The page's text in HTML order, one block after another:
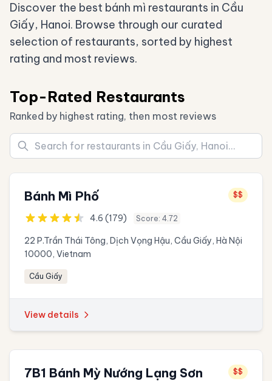
Discover the best bánh mì restaurants in Cầu
Giấy, Hanoi. Browse through our curated
selection of restaurants, sorted by highest
rating and most reviews.
Top-Rated Restaurants
Ranked by highest rating, then most reviews
Bánh Mì Phố $$
4.6 (179) Score: 4.72
22 P.Trần Thái Tông, Dịch Vọng Hậu, Cầu Giấy, Hà Nội
10000, Vietnam
Cầu Giấy
View details
7B1 Bánh Mỳ Nướng Lạng Sơn $$